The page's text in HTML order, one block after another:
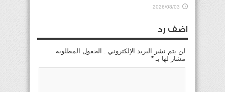
2026/08/03
اضف رد
لن يتم نشر البريد الإلكتروني . الحقول المطلوبة
مشار لها بـ *